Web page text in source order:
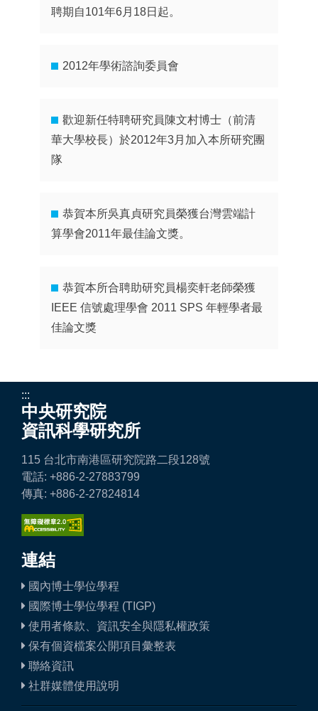
聘期自101年6月18日起。
2012年學術諮詢委員會
歡迎新任特聘研究員陳文村博士（前清
華大學校長）於2012年3月加入本所研究團
隊
恭賀本所吳真貞研究員榮獲台灣雲端計
算學會2011年最佳論文獎。
恭賀本所合聘助研究員楊奕軒老師榮獲
IEEE 信號處理學會 2011 SPS 年輕學者最
佳論文獎
:::
中央研究院
資訊科學研究所
115 台北市南港區研究院路二段128號
電話: +886-2-27883799
傳真: +886-2-27824814
連結
國內博士學位學程
國際博士學位學程 (TIGP)
使用者條款、資訊安全與隱私權政策
保有個資檔案公開項目彙整表
聯絡資訊
社群媒體使用說明